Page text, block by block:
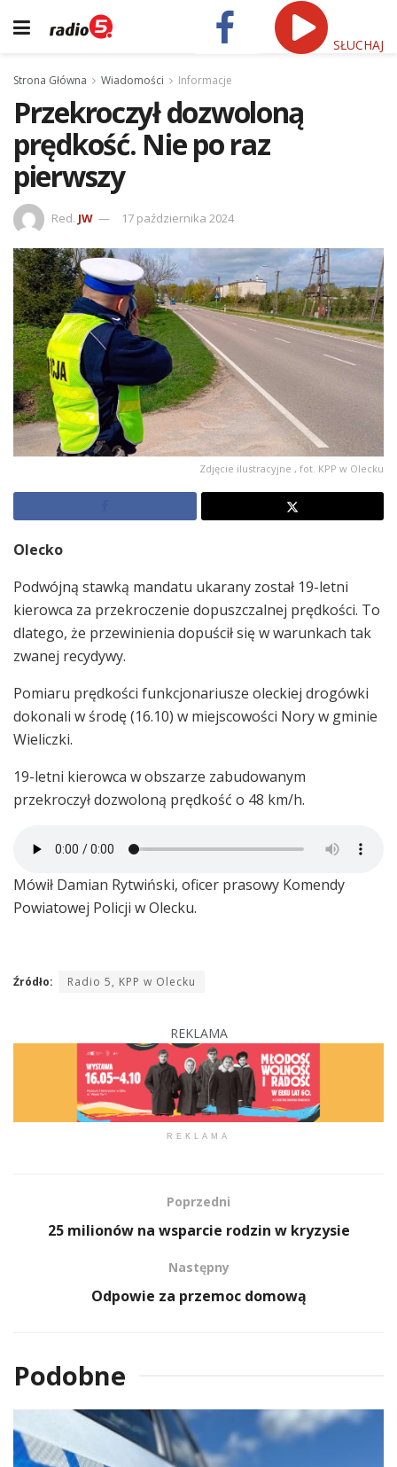
SŁUCHAJ
Strona Główna Wiadomości Informacje
Przekroczył dozwoloną
prędkość. Nie po raz
pierwszy
Red. JW 17 października 2024
Zdjęcie ilustracyjne , fot. KPP w Olecku
Olecko
Podwójną stawką mandatu ukarany został 19-letni
kierowca za przekroczenie dopuszczalnej prędkości. To
dlatego, że przewinienia dopuścił się w warunkach tak
zwanej recydywy.
Pomiaru prędkości funkcjonariusze oleckiej drogówki
dokonali w środę (16.10) w miejscowości Nory w gminie
Wieliczki.
19-letni kierowca w obszarze zabudowanym
przekroczył dozwoloną prędkość o 48 km/h.
Mówił Damian Rytwiński, oficer prasowy Komendy
Powiatowej Policji w Olecku.
Źródło: Radio 5, KPP w Olecku
REKLAMA
REKLAMA
Poprzedni
25 milionów na wsparcie rodzin w kryzysie
Następny
Odpowie za przemoc domową
Podobne